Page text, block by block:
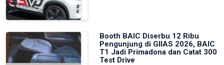
Booth BAIC Diserbu 12 Ribu
Pengunjung di GIIAS 2026, BAIC
T1 Jadi Primadona dan Catat 300
Test Drive